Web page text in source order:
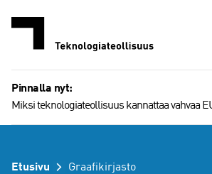
Pinnalla nyt:
Miksi teknologiateollisuus kannattaa vahvaa
Etusivu Graafikirjasto